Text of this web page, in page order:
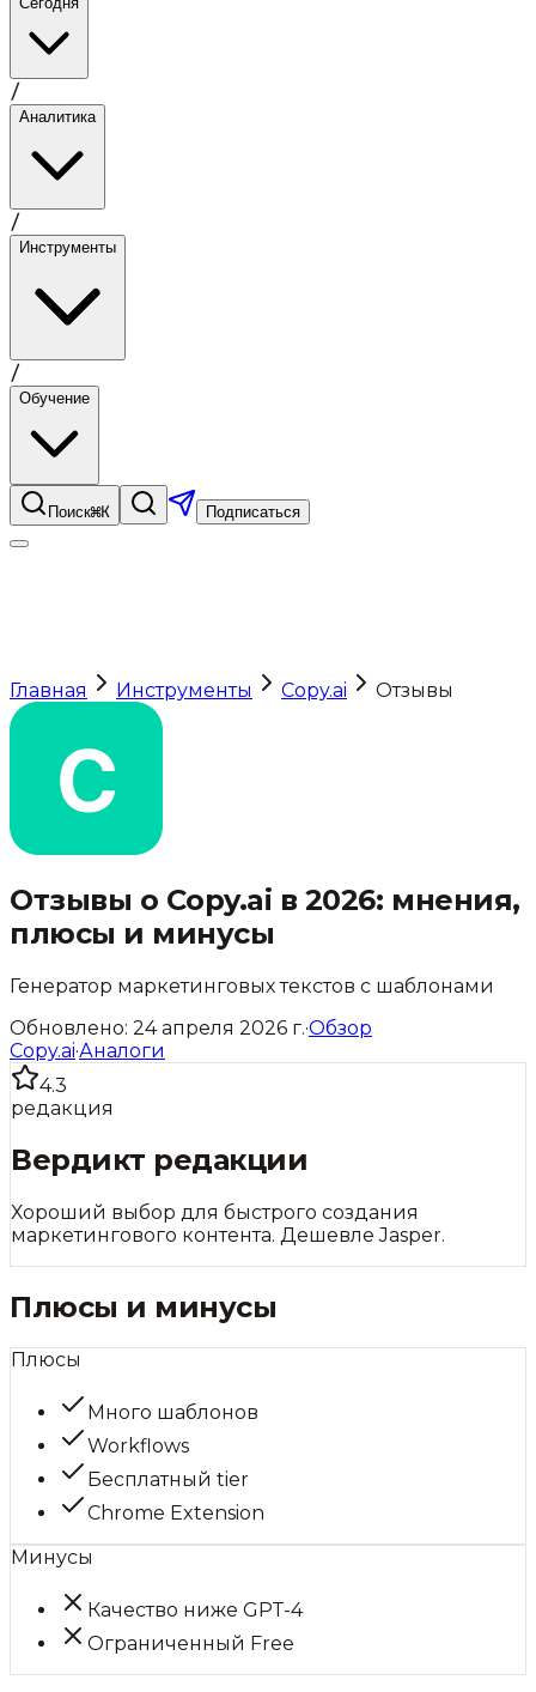
/
Аналитика
/
Инструменты
/
Обучение
Поиск⌘K Подписаться
Главная Инструменты Copy.ai Отзывы
Отзывы о Copy.ai в 2026: мнения,
плюсы и минусы
Генератор маркетинговых текстов с шаблонами
Обновлено: 24 апреля 2026 г.·Обзор
Copy.ai·Аналоги
4.3
редакция
Вердикт редакции
Хороший выбор для быстрого создания
маркетингового контента. Дешевле Jasper.
Плюсы и минусы
Плюсы
Много шаблонов
Workflows
Бесплатный tier
Chrome Extension
Минусы
Качество ниже GPT-4
Ограниченный Free